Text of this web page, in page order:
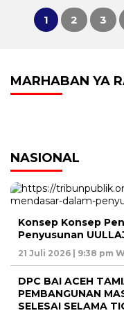
Paginasi
pos
1 2 3
MARHABAN YA
NASIONAL
Konsep Konsep
Penyusunan
21 Juli 2026 | 9:38 pm
DPC BAI ACEH
PEMBANGUNAN
SELESAI SELAMA